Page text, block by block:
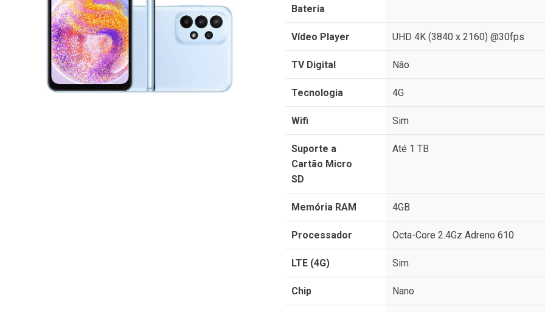
Bateria
Vídeo Player UHD 4K (3840 x 2160) @30fps
TV Digital Não
Tecnologia 4G
Wifi Sim
Suporte a
Cartão Micro
SD
Até 1 TB
Memória RAM 4GB
Processador Octa-Core 2.4Gz Adreno 610
LTE (4G) Sim
Chip Nano